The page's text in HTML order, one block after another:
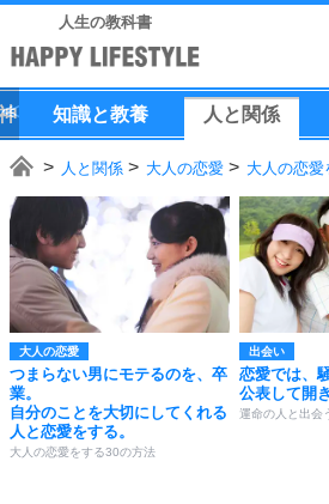
人生の教科書
知識と教養 人 と 関係
人と関係 大人の恋愛 大人の恋
大人の恋愛
つまらない男にモテるのを、卒
業。
自分のことを大切にしてくれる
人と恋愛をする。
大人の恋愛をする30の方法
出会い
恋愛では、
公表して開
運命の人と出会